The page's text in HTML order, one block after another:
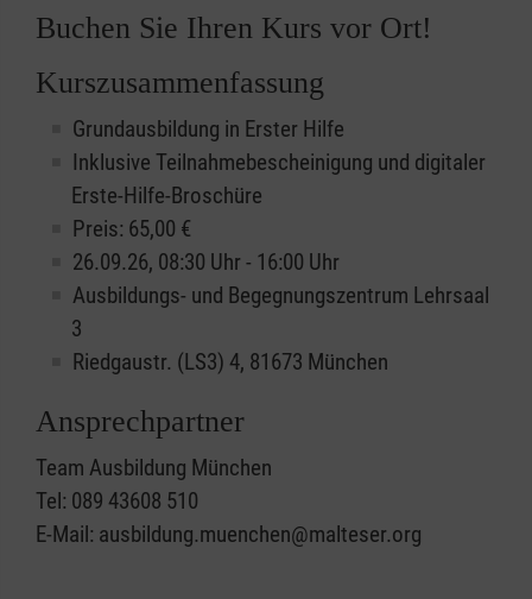
Buchen Sie Ihren Kurs vor Ort!
Kurszusammenfassung
Grundausbildung in Erster Hilfe
Inklusive Teilnahmebescheinigung und digitaler
Erste-Hilfe-Broschüre
Preis: 65,00 €
26.09.26, 08:30 Uhr - 16:00 Uhr
Ausbildungs- und Begegnungszentrum Lehrsaal
3
Riedgaustr. (LS3) 4, 81673 München
Ansprechpartner
Team Ausbildung München
Tel: 089 43608 510
E-Mail: ausbildung.muenchen@malteser.org